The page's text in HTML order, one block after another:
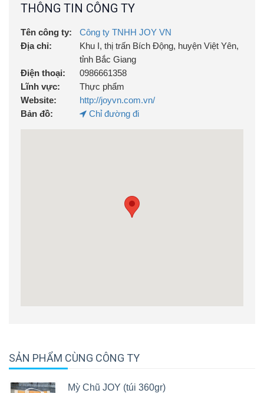
THÔNG TIN CÔNG TY
Tên công ty:
Công ty TNHH JOY VN
Địa chỉ:
Khu I, thị trấn Bích Động, huyện Việt Yên,
tỉnh Bắc Giang
Điện thoại:
0986661358
Lĩnh vực:
Thực phẩm
Website:
http://joyvn.com.vn/
Bản đồ:
Chỉ đường đi
SẢN PHẨM CÙNG CÔNG TY
Mỳ Chũ JOY (túi 360gr)